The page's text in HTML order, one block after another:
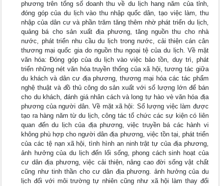
phương trên tổng số doanh thu về du lịch hang năm của tỉnh,
đóng góp của du lịch vào thu nhập quốc dân, tạo việc làm, thu
nhập của dân cư và phần trăm tăng thêm nhờ phát triển du lịch,
quảng bá cho sản xuất địa phương, tăng nguồn thu cho nhà
nước, phát triển nhu cầu du lịch trong nước, cải thiện cán cân
thương mại quốc gia do nguồn thu ngoại tệ của du lịch. Về mặt
văn hóa: Đóng góp của du lịch vào việc bảo tồn, duy trì, phát
triển những nét văn hóa truyền thống của xã hội, tương tác giữa
du khách và dân cư địa phương, thương mại hóa các tác phẩm
nghệ thuật và đồ thủ công do sản xuất với số lượng lớn để bán
cho du khách, đánh giá nhân cách và long tự hào vè văn hóa địa
phương của người dân. Về mặt xã hội: Số lượng việc làm được
tạo ra hàng năm từ du lịch, công tác tổ chức các sự kiện có liên
quan đến du lịch của địa phương, việc truyền bá các hành vi
không phù hợp cho người dân địa phương, việc tồn tại, phát triển
của các tệ nạn xã hội, tình hình an ninh trật tự của địa phương,
ảnh hưởng của du lịch đến lối sống, phong cách sinh hoạt của
cư dân địa phương, việc cải thiện, nâng cao đời sống vật chất
cũng như tinh thần cho cư dân địa phương. ảnh hưởng của du
lịch đối với môi trường tự nhiên cũng như xã hội làm thay đổi